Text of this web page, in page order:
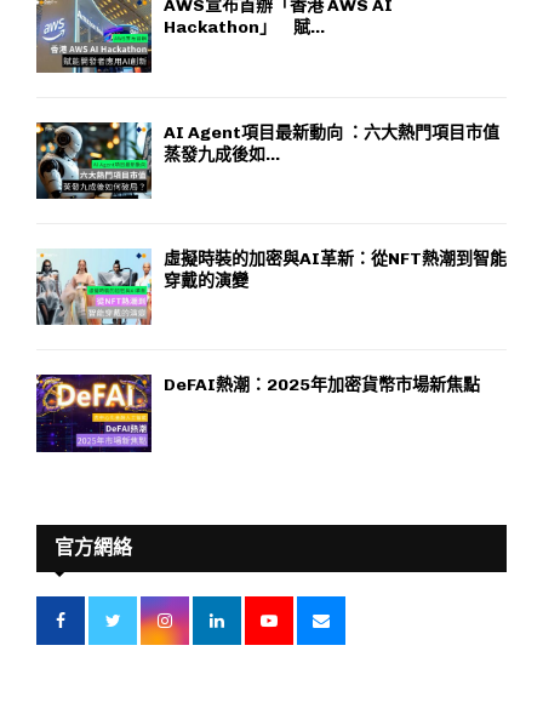
AWS宣布首辦「香港 AWS AI
Hackathon」 賦...
AI Agent項目最新動向 ：六大熱門項目市值
蒸發九成後如...
虛擬時裝的加密與AI革新：從NFT熱潮到智能
穿戴的演變
DeFAI熱潮：2025年加密貨幣市場新焦點
官方網絡